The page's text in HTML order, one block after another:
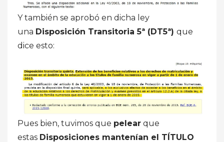
Y también se aprobó en dicha ley
una Disposición Transitoria 5ª (DT5ª) que
dice esto:
Pues bien, tuvimos que pelear que
estas Disposiciones mantenían el TÍTULO